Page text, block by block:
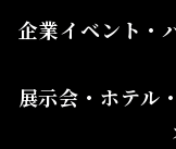
企業イベント・
展示会・ホテル